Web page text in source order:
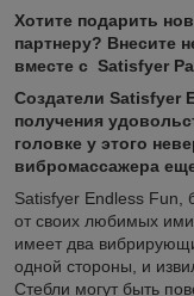
Хотите подарить
партнеру? Внесите
вместе с Satisfyer
Создатели Satisfyer
получения
головке у этого
вибромассажера
Satisfyer Endless Fun,
от своих любимых
имеет два
одной стороны, и
Стебли могут быть